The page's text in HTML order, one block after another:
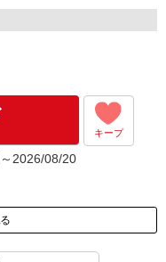
キープ
2026/08/20